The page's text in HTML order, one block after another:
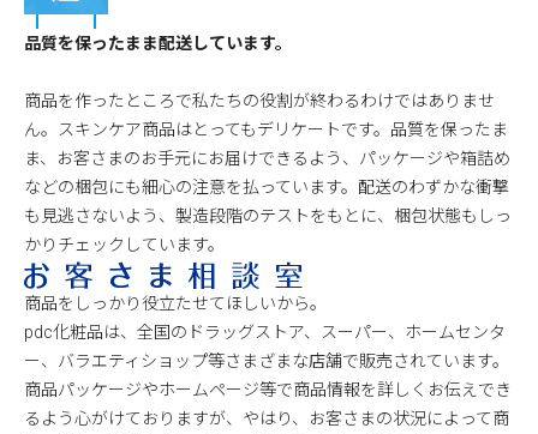
品質を保ったまま配送しています。
商品を作ったところで私たちの役割が終わるわけではありませ
ん。スキンケア商品はとってもデリケートです。品質を保ったま
ま、お客さまのお手元にお届けできるよう、パッケージや箱詰め
などの梱包にも細心の注意を払っています。配送のわずかな衝撃
も見逃さないよう、製造段階のテストをもとに、梱包状態もしっ
かりチェックしています。
商品をしっかり役立たせてほしいから。
pdc化粧品は、全国のドラッグストア、スーパー、ホームセンタ
ー、バラエティショップ等さまざまな店舗で販売されています。
商品パッケージやホームページ等で商品情報を詳しくお伝えでき
るよう心がけておりますが、やはり、お客さまの状況によって商